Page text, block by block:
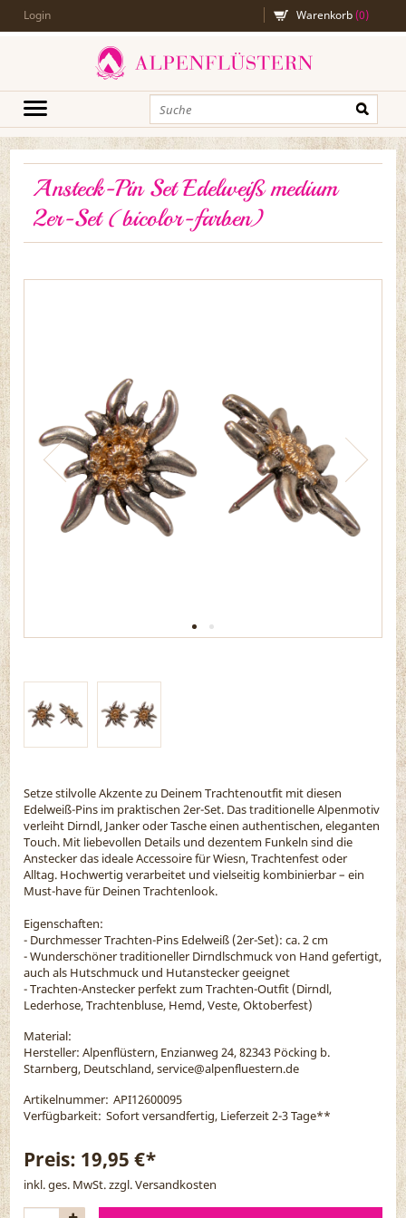
Login Warenkorb(0)
Ansteck-Pin Set Edelweiß medium
2er-Set (bicolor-farben)
Setze stilvolle Akzente zu Deinem Trachtenoutfit mit diesen
Edelweiß-Pins im praktischen 2er-Set. Das traditionelle Alpenmotiv
verleiht Dirndl, Janker oder Tasche einen authentischen, eleganten
Touch. Mit liebevollen Details und dezentem Funkeln sind die
Anstecker das ideale Accessoire für Wiesn, Trachtenfest oder
Alltag. Hochwertig verarbeitet und vielseitig kombinierbar – ein
Must-have für Deinen Trachtenlook.
Eigenschaften:
- Durchmesser Trachten-Pins Edelweiß (2er-Set): ca. 2 cm
- Wunderschöner traditioneller Dirndlschmuck von Hand gefertigt,
auch als Hutschmuck und Hutanstecker geeignet
- Trachten-Anstecker perfekt zum Trachten-Outfit (Dirndl,
Lederhose, Trachtenbluse, Hemd, Veste, Oktoberfest)
Material:
Hersteller: Alpenflüstern, Enzianweg 24, 82343 Pöcking b.
Starnberg, Deutschland, service@alpenfluestern.de
Artikelnummer: API12600095
Verfügbarkeit: Sofort versandfertig, Lieferzeit 2-3 Tage**
Preis: 19,95 €*
inkl. ges. MwSt. zzgl.Versandkosten